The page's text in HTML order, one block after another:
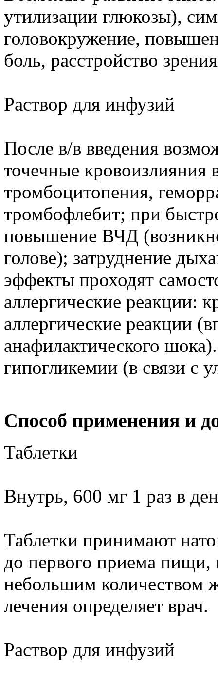
утилизации глюкозы),
головокружение,
боль, расстройство
Раствор для инфузий
После в/в введения
точечные кровоизлияния
тромбоцитопения,
тромбофлебит; при
повышение ВЧД
голове); затруднение
эффекты проходят
аллергические реакции:
аллергические реакции
анафилактического
гипогликемии (в связи с
Способ применения и
Таблетки
Внутрь, 600 мг 1 раз в
Таблетки принимают
до первого приема пищи,
небольшим количеством
лечения определяет врач.
Раствор для инфузий